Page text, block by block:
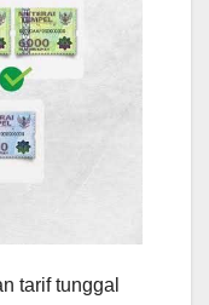
tarif tunggal